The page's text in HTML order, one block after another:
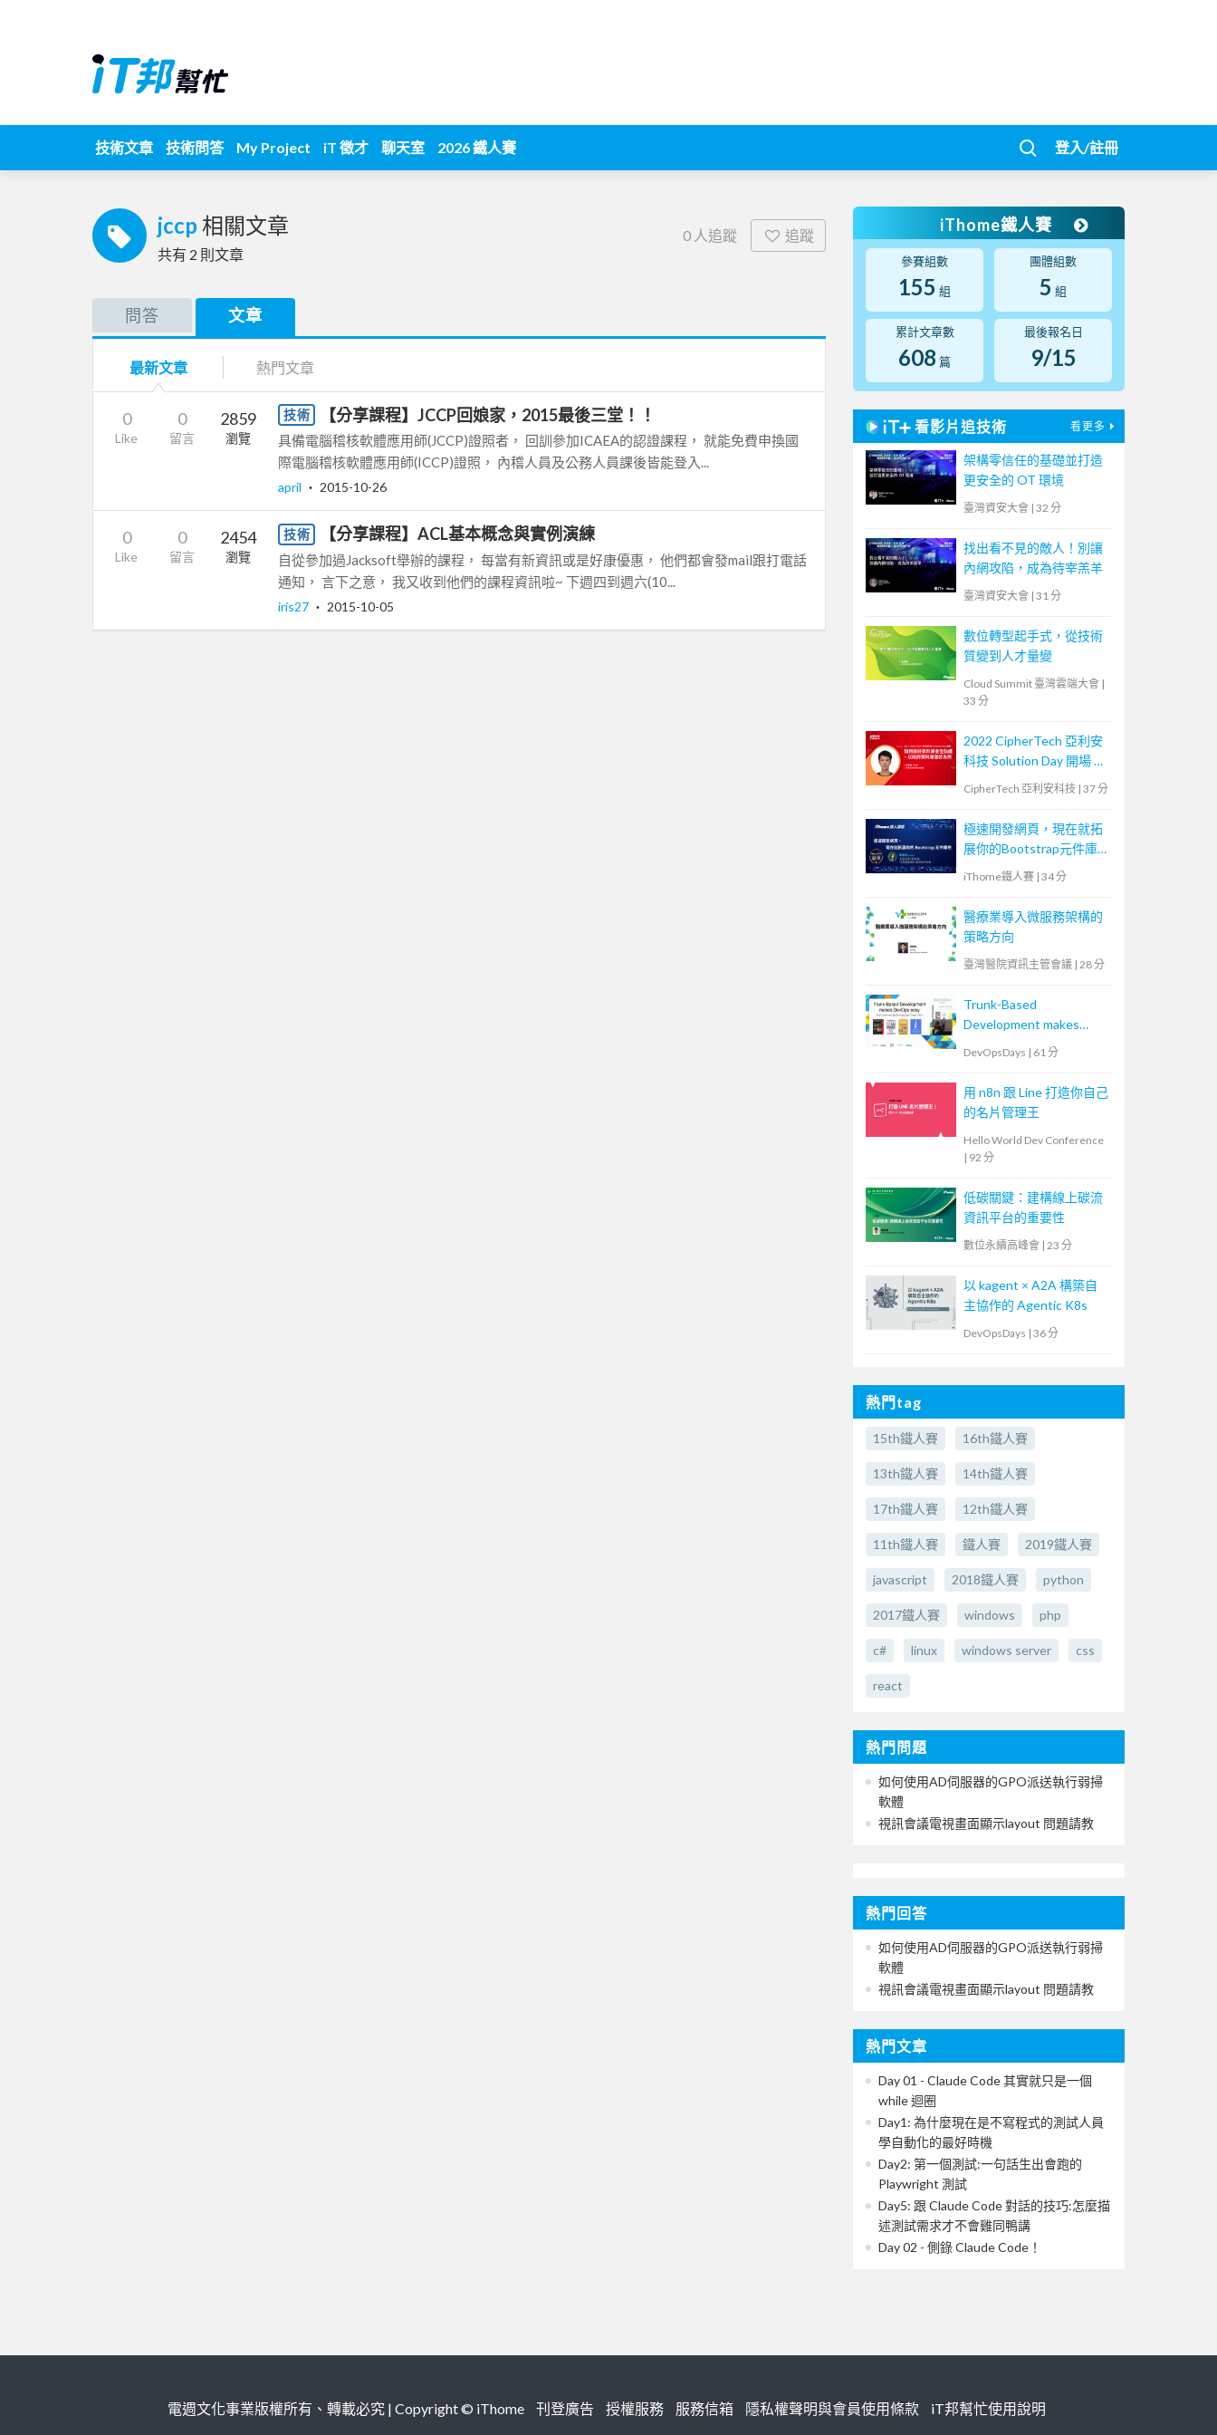
技術文章 技術問答 My Project iT 徵才 聊天室 2026 鐵人賽 登入/註冊
jccp 相關文章
共有 2 則文章
0 人追蹤 追蹤
問答 文章
最新文章 熱門文章
0
Like
0
留言
2859
瀏覽
技術 【分享課程】JCCP回娘家，2015最後三堂！！
具備電腦稽核軟體應用師(JCCP)證照者， 回訓參加ICAEA的認證課程， 就能免費申換國
際電腦稽核軟體應用師(ICCP)證照， 內稽人員及公務人員課後皆能登入...
april ‧ 2015-10-26
0
Like
0
留言
2454
瀏覽
技術 【分享課程】ACL基本概念與實例演練
自從參加過Jacksoft舉辦的課程， 每當有新資訊或是好康優惠， 他們都會發mail跟打電話
通知， 言下之意， 我又收到他們的課程資訊啦~ 下週四到週六(10...
iris27 ‧ 2015-10-05
iThome鐵人賽
參賽組數
155 組
團體組數
5 組
累計文章數
608 篇
最後報名日
9/15
看影片追技術 看更多
架構零信任的基礎並打造
更安全的 OT 環境
臺灣資安大會 | 32 分
找出看不見的敵人！別讓
內網攻陷，成為待宰羔羊
臺灣資安大會 | 31 分
數位轉型起手式，從技術
質變到人才量變
Cloud Summit 臺灣雲端大會 |
33 分
2022 CipherTech 亞利安
科技 Solution Day 開場 &
議程 - 如何做好資料庫安
診為例
CipherTech 亞利安科技 | 37 分
極速開發網頁，現在就拓
展你的Bootstrap元件庫
iThome鐵人賽 | 34 分
醫療業導入微服務架構的
策略方向
臺灣醫院資訊主管會議 | 28 分
Trunk-Based
Development makes
DevOpsDays | 61 分
用 n8n 跟 Line 打造你自己
的名片管理王
Hello World Dev Conference
| 92 分
低碳關鍵：建構線上碳流
資訊平台的重要性
數位永續高峰會 | 23 分
以 kagent × A2A 構築自
主協作的 Agentic K8s
DevOpsDays | 36 分
熱門tag
15th鐵人賽 16th鐵人賽
13th鐵人賽 14th鐵人賽
17th鐵人賽 12th鐵人賽
11th鐵人賽 鐵人賽 2019鐵人賽
javascript 2018鐵人賽 python
2017鐵人賽 windows php
c# linux windows server css
react
熱門問題
如何使用AD伺服器的GPO派送執行弱掃
軟體
視訊會議電視畫面顯示layout 問題請教
熱門回答
如何使用AD伺服器的GPO派送執行弱掃
軟體
視訊會議電視畫面顯示layout 問題請教
熱門文章
Day 01 - Claude Code 其實就只是一個
while 迴圈
Day1: 為什麼現在是不寫程式的測試人員
學自動化的最好時機
Day2: 第一個測試:一句話生出會跑的
Playwright 測試
Day5: 跟 Claude Code 對話的技巧:怎麼描
述測試需求才不會雞同鴨講
Day 02 - 側錄 Claude Code！
電週文化事業版權所有、轉載必究 | Copyright © iThome 刊登廣告 授權服務 服務信箱 隱私權聲明與會員使用條款 iT邦幫忙使用說明